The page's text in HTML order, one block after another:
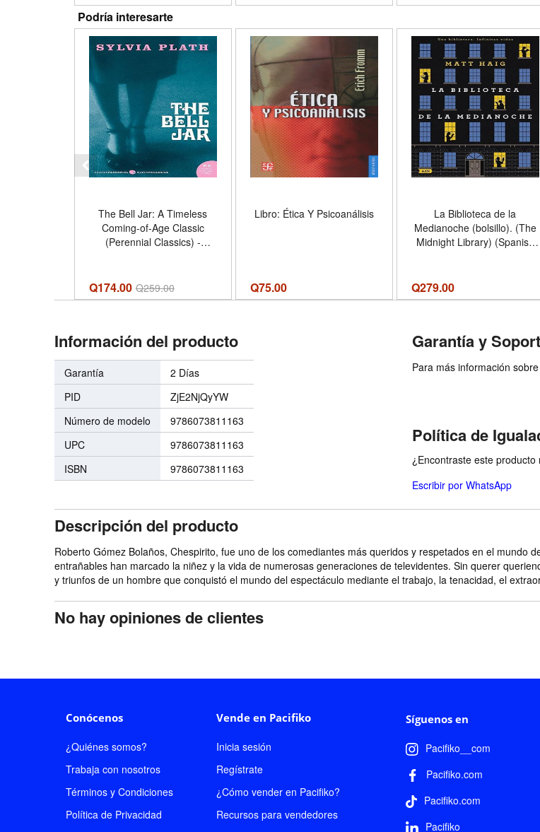
Podría interesarte
The Bell Jar: A Timeless
Coming-of-Age Classic
(Perennial Classics) -
Q174.00 Q259.00
Libro: Ética Y Psicoanálisis
Q75.00
La Biblioteca de la
Medianoche (bolsillo). (The
Midnight Library) (Spanish
Q279.00
Información del producto
Garantía
2 Días
PID
ZjE2NjQyYW
Número de modelo
9786073811163
UPC
9786073811163
ISBN
9786073811163
Garantía y
Para más información
Política de
¿Encontraste este
Escribir por WhatsApp
Descripción del producto
Roberto Gómez Bolaños, Chespirito, fue uno de los comediantes más queridos y respetados en el mundo
entrañables han marcado la niñez y la vida de numerosas generaciones de televidentes. Sin querer
y triunfos de un hombre que conquistó el mundo del espectáculo mediante el trabajo, la tenacidad, el
No hay opiniones de clientes
Conócenos
¿Quiénes somos?
Trabaja con nosotros
Términos y Condiciones
Política de Privacidad
Vende en Pacifiko
Inicia sesión
Regístrate
¿Cómo vender en Pacifiko?
Recursos para vendedores
Síguenos en
Pacifiko__com
Pacifiko.com
Pacifiko.com
Pacifiko